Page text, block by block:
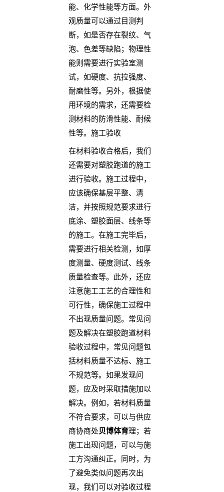
能、化学性能等方面。外
观质量可以通过目测判
断，如是否存在裂纹、气
泡、色差等缺陷；物理性
能则需要进行实验室测
试，如硬度、抗拉强度、
耐磨性等。另外，根据使
用环境的需求，还需要检
测材料的防滑性能、耐候
性等。施工验收
在材料验收合格后，我们
还需要对塑胶跑道的施工
进行验收。施工过程中，
应该确保基层平整、清
洁，并按照规范要求进行
底涂、塑胶面层、线条等
的施工。在施工完毕后，
需要进行相关检测，如厚
度测量、硬度测试、线条
质量检查等。此外，还应
注意施工工艺的合理性和
可行性，确保施工过程中
不出现质量问题。常见问
题及解决在塑胶跑道材料
验收过程中，常见问题包
括材料质量不达标、施工
不规范等。如果发现问
题，应及时采取措施加以
解决。例如，若材料质量
不符合要求，可以与供应
商协商处贝博体育理；若
施工出现问题，可以与施
工方沟通纠正。同时，为
了避免类似问题再次出
现，我们可以对验收过程